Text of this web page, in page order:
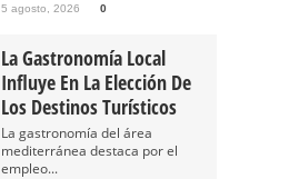
5 agosto, 2026 0
La Gastronomía Local
Influye En La Elección De
Los Destinos Turísticos
La gastronomía del área
mediterránea destaca por el
empleo...